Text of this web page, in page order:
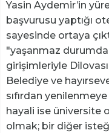
Yasin Aydemir’in
başvurusu yaptığı
sayesinde ortaya
"yaşanmaz
girişimleriyle
Belediye ve
sıfırdan
hayali ise üniversite
olmak; bir diğer